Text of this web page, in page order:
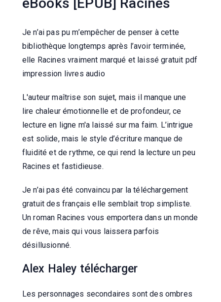
Je n’ai pas pu m’empêcher de penser à cette
bibliothèque longtemps après l’avoir terminée,
elle Racines vraiment marqué et laissé gratuit pdf
impression livres audio
L'auteur maîtrise son sujet, mais il manque une
lire chaleur émotionnelle et de profondeur, ce
lecture en ligne m'a laissé sur ma faim. L’intrigue
est solide, mais le style d’écriture manque de
fluidité et de rythme, ce qui rend la lecture un peu
Racines et fastidieuse.
Je n’ai pas été convaincu par la téléchargement
gratuit des français elle semblait trop simpliste.
Un roman Racines vous emportera dans un monde
de rêve, mais qui vous laissera parfois
désillusionné.
Alex Haley télécharger
Les personnages secondaires sont des ombres